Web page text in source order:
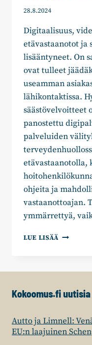
28.8.2024
Digitaalisuus,
etävastaanotot ja
lisääntyneet. On
ovat tulleet
useamman
lähikontaktissa.
säästövelvoitteet
panostettu
palveluiden
etävastaanotolla,
ohjeita ja
vastaanottoajan.
ymmärrettyä,
LUE LISÄÄ PÄIVI
MITEN
Kokoomus.fi uutisia
Autto ja Limnell:
EU:n laajuinen